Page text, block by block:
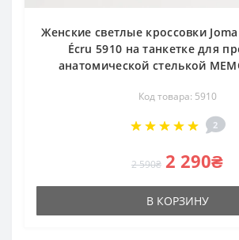
Женские светлые кроссовки
Écru 5910 на танкетке для
анатомической стелькой
Код товара: 5910
2
2 590₴ 2 290₴
В КОРЗИНУ